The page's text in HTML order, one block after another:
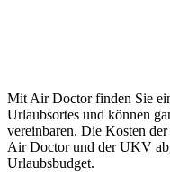
Mit Air Doctor finden Sie
Urlaubsortes und können
vereinbaren. Die Kosten
Air Doctor und der UKV
Urlaubsbudget.